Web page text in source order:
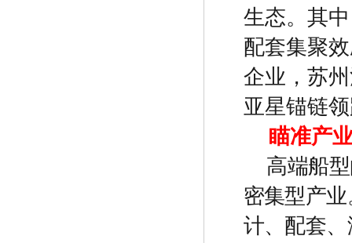
生态。其
配套集聚
企业，苏
亚星锚链
瞄准产
高端船
密集型产
计、配套